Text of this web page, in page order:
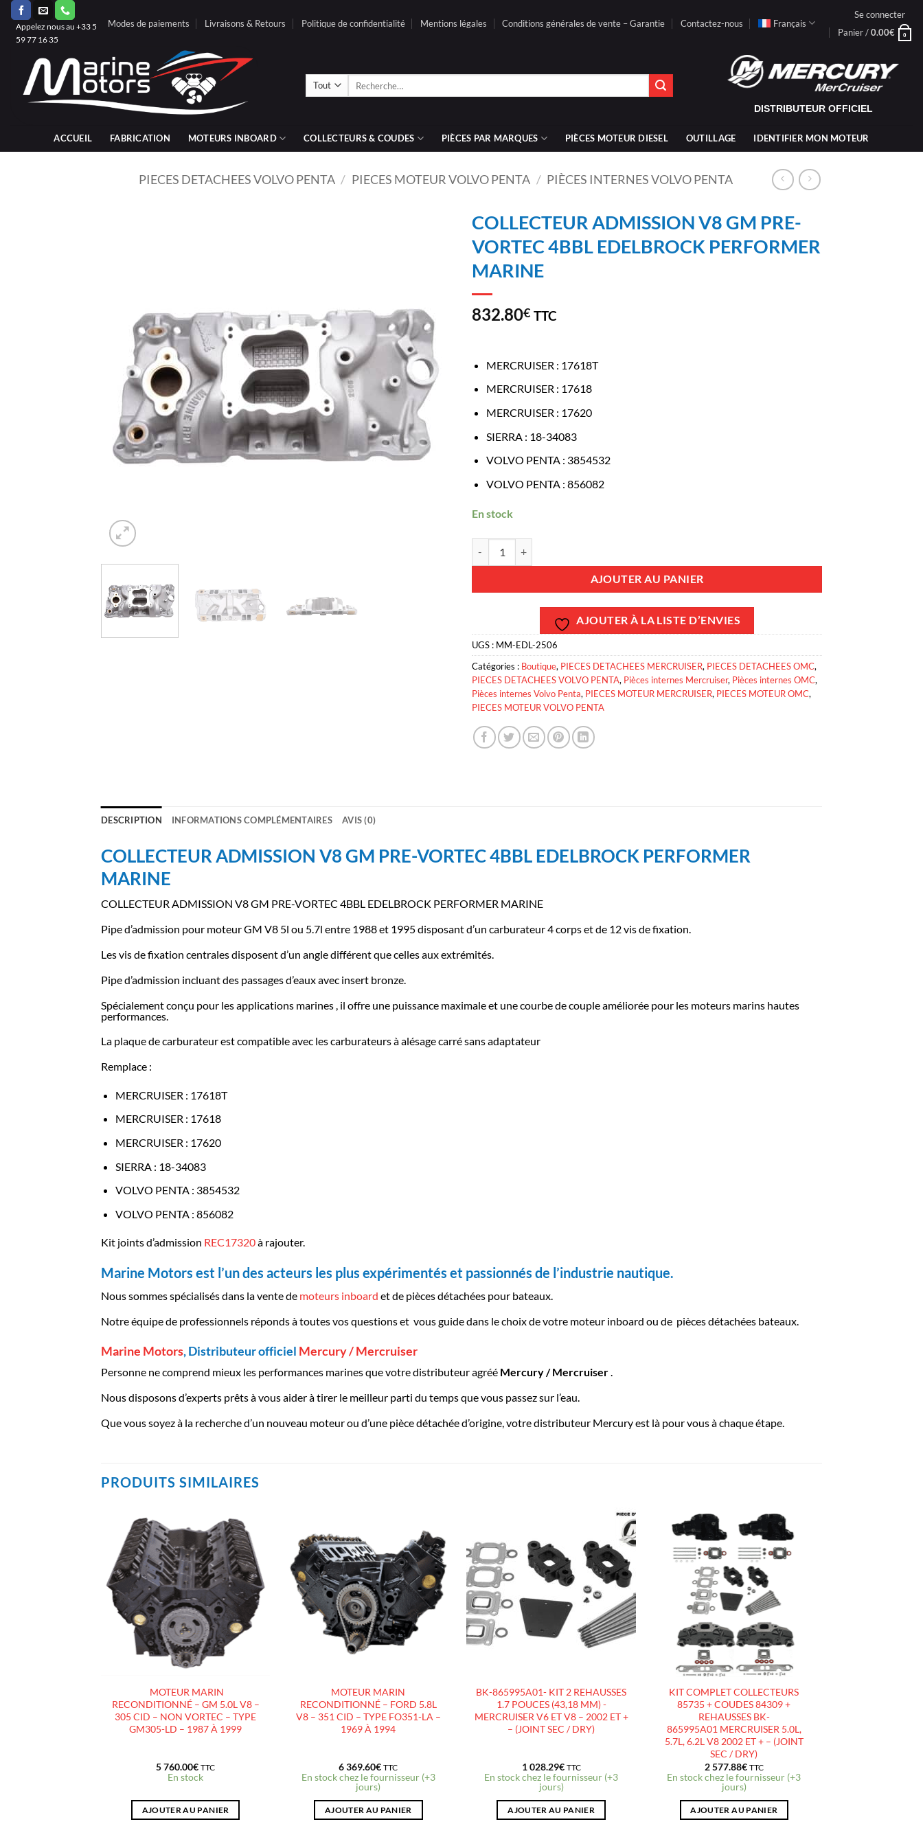
Passer
contenu
Appelez nous au +33 5
59 77 16 35
Modes de paiements Livraisons & Retours Politique de confidentialité Mentions légales Conditions générales de vente – Garantie Contactez-nous Français
Se connecter
Panier /0.00€ 0
Recherche
DISTRIBUTEUR OFFICIEL
ACCUEIL FABRICATION MOTEURS INBOARD COLLECTEURS & COUDES PIÈCES PAR MARQUES PIÈCES MOTEUR DIESEL OUTILLAGE IDENTIFIER MON MOTEUR
PIECES DETACHEES VOLVO PENTA / PIECES MOTEUR VOLVO PENTA / PIÈCES INTERNES VOLVO PENTA
COLLECTEUR ADMISSION V8 GM PRE-
VORTEC 4BBL EDELBROCK PERFORMER
MARINE
832.80€ TTC
MERCRUISER : 17618T
MERCRUISER : 17618
MERCRUISER : 17620
SIERRA : 18-34083
VOLVO PENTA: 3854532
VOLVO PENTA: 856082
En stock
AJOUTER AU PANIER
AJOUTER À LA LISTE D’ENVIES
UGS : MM-EDL-2506
Catégories : Boutique, PIECES DETACHEES MERCRUISER, PIECES DETACHEES OMC,
PIECES DETACHEES VOLVO PENTA, Pièces internes Mercruiser, Pièces internes OMC,
Pièces internes Volvo Penta, PIECES MOTEUR MERCRUISER, PIECES MOTEUR OMC,
PIECES MOTEUR VOLVO PENTA
DESCRIPTION INFORMATIONS COMPLÉMENTAIRES AVIS (0)
COLLECTEUR ADMISSION V8 GM PRE-VORTEC 4BBL EDELBROCK PERFORMER
MARINE
COLLECTEUR ADMISSION V8 GM PRE-VORTEC 4BBL EDELBROCK PERFORMER MARINE
Pipe d’admission pour moteur GM V8 5l ou 5.7l entre 1988 et 1995 disposant d’un carburateur 4 corps et de 12 vis de fixation.
Les vis de fixation centrales disposent d’un angle différent que celles aux extrémités.
Pipe d’admission incluant des passages d’eaux avec insert bronze.
Spécialement conçu pour les applications marines , il offre une puissance maximale et une courbe de couple améliorée pour les moteurs marins hautes
performances.
La plaque de carburateur est compatible avec les carburateurs à alésage carré sans adaptateur
Remplace :
MERCRUISER : 17618T
MERCRUISER : 17618
MERCRUISER : 17620
SIERRA : 18-34083
VOLVO PENTA: 3854532
VOLVO PENTA: 856082
Kit joints d’admission REC17320à rajouter.
Marine Motors est l’un des acteurs les plus expérimentés et passionnés de l’industrie nautique.
Nous sommes spécialisés dans la vente de moteurs inboard et de pièces détachées pour bateaux.
Notre équipe de professionnels réponds à toutes vos questions et vous guide dans le choix de votre moteur inboard ou de pièces détachées bateaux.
Marine Motors, Distributeur officiel Mercury / Mercruiser
Personne ne comprend mieux les performances marines que votre distributeur agréé Mercury / Mercruiser.
Nous disposons d’experts prêts à vous aider à tirer le meilleur parti du temps que vous passez sur l’eau.
Que vous soyez à la recherche d’un nouveau moteur ou d’une pièce détachée d’origine, votre distributeur Mercury est là pour vous à chaque étape.
PRODUITS SIMILAIRES
AJOUTER
À LA
LISTE
D’ENVIES
MOTEUR MARIN
RECONDITIONNÉ – GM 5.0L V8 –
305 CID – NON VORTEC – TYPE
GM305-LD – 1987 À 1999
5 760.00€ TTC
En stock
AJOUTER AU PANIER
AJOUTER
À LA
LISTE
D’ENVIES
MOTEUR MARIN
RECONDITIONNÉ – FORD 5.8L
V8 – 351 CID – TYPE FO351-LA –
1969 À 1994
6 369.60€ TTC
En stock chez le fournisseur (+3
jours)
AJOUTER AU PANIER
AJOUTER
À LA
LISTE
D’ENVIES
BK-865995A01- KIT 2 REHAUSSES
1.7 POUCES (43,18 MM) -
MERCRUISER V6 ET V8 – 2002 ET +
– (JOINT SEC / DRY)
1 028.29€ TTC
En stock chez le fournisseur (+3
jours)
AJOUTER AU PANIER
AJOUTER
À LA
D’ENVIES
KIT COMPLET COLLECTEURS
85735 + COUDES 84309 +
REHAUSSES BK-
865995A01 MERCRUISER 5.0L,
5.7L, 6.2L V8 2002 ET + – (JOINT
SEC / DRY)
2 577.88€ TTC
En stock chez le fournisseur (+3
jours)
AJOUTER AU PANIER